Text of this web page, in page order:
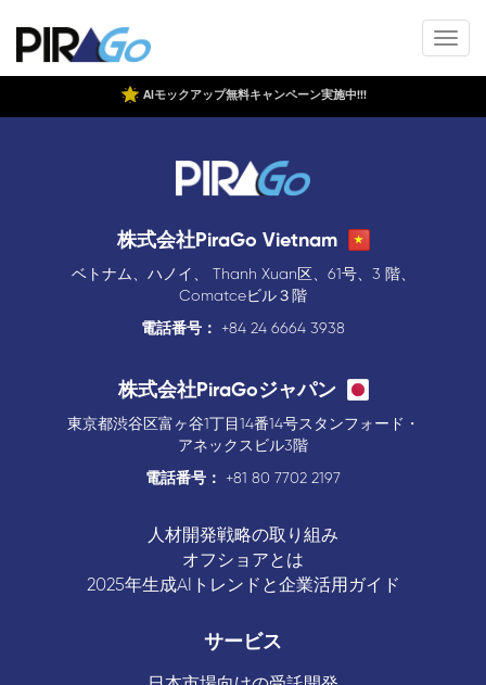
AIモックアップ無料キャンペーン実施中!!!
株式会社PiraGo Vietnam
ベトナム、ハノイ、 Thanh Xuan区、61号、3 階、
Comatceビル３階
電話番号：
+84 24 6664 3938
株式会社PiraGoジャパン
東京都渋谷区富ヶ谷1丁目14番14号スタンフォード・
アネックスビル3階
電話番号：
+81 80 7702 2197
人材開発戦略の取り組み
オフショアとは
2025年生成AIトレンドと企業活用ガイド
サービス